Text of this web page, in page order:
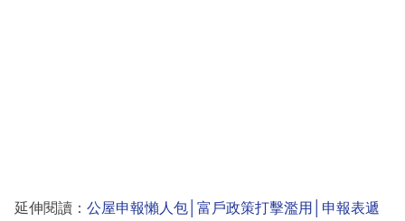
延伸閱讀： 公屋申報懶人包│富戶政策打擊濫用│申報表遞